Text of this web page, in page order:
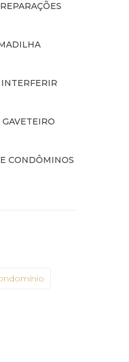
CONDÔMINOS